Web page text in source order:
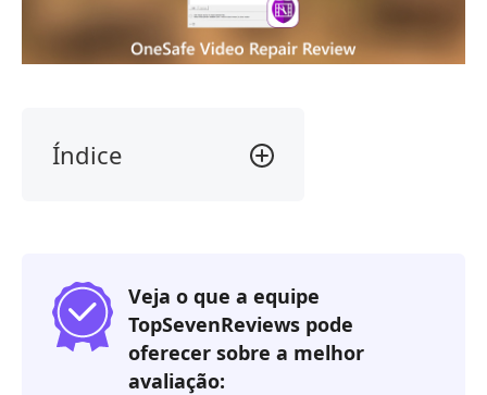
Índice
vídeo
OneSafe
em
resumo
Veja o que a equipe
TopSevenReviews pode
oferecer sobre a melhor
avaliação: